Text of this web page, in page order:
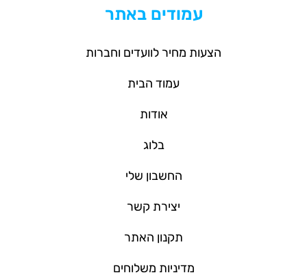
עמודים באתר
הצעות מחיר לוועדים וחברות
עמוד הבית
אודות
בלוג
החשבון שלי
יצירת קשר
תקנון האתר
מדיניות משלוחים